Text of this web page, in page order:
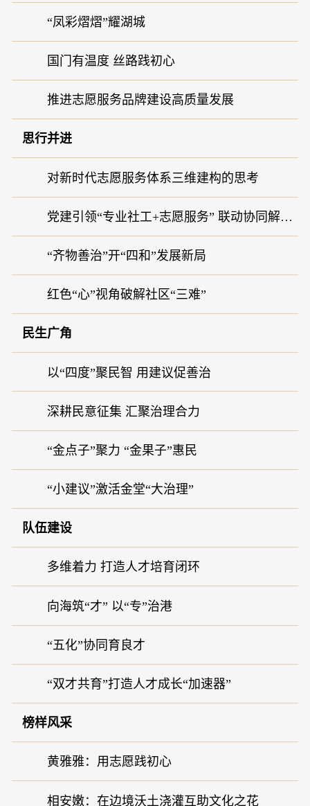
“凤彩熠熠”耀湖城
国门有温度 丝路践初心
推进志愿服务品牌建设高质量发展
思行并进
对新时代志愿服务体系三维建构的思考
党建引领“专业社工+志愿服务” 联动协同解难题
“齐物善治”开“四和”发展新局
红色“心”视角破解社区“三难”
民生广角
以“四度”聚民智 用建议促善治
深耕民意征集 汇聚治理合力
“金点子”聚力 “金果子”惠民
“小建议”激活金堂“大治理”
队伍建设
多维着力 打造人才培育闭环
向海筑“才” 以“专”治港
“五化”协同育良才
“双才共育”打造人才成长“加速器”
榜样风采
黄雅雅：用志愿践初心
相安嫩：在边境沃土浇灌互助文化之花